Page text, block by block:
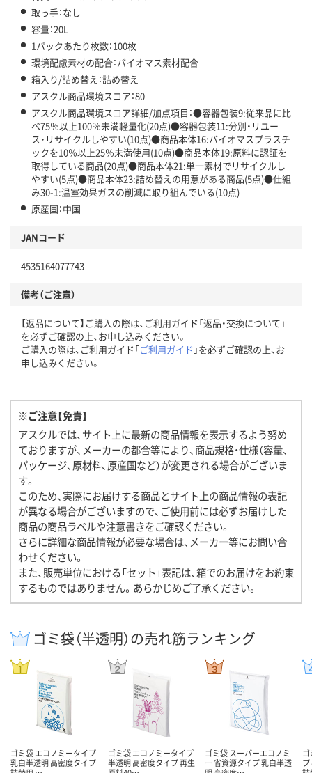
取っ手：なし
容量：20L
1パックあたり枚数：100枚
環境配慮素材の配合：バイオマス素材配合
箱入り/詰め替え：詰め替え
アスクル商品環境スコア：80
アスクル商品環境スコア詳細/加点項目：●容器包装9:従来品に比
べ75％以上100％未満軽量化(20点)●容器包装11:分別・リユー
ス・リサイクルしやすい(10点)●商品本体16:バイオマスプラスチ
ックを10％以上25％未満使用(10点)●商品本体19:原料に認証を
取得している商品(20点)●商品本体21:単一素材でリサイクルし
やすい(5点)●商品本体23:詰め替えの用意がある商品(5点)●仕組
み30-1:温室効果ガスの削減に取り組んでいる(10点)
原産国：中国
JANコード
4535164077743
備考（ご注意）
【返品について】ご購入の際は、ご利用ガイド「返品・交換について」
を必ずご確認の上、お申し込みください。
ご購入の際は、ご利用ガイド「ご利用ガイド 」を必ずご確認の上、お
申し込みください。
※ご注意【免責】
アスクルでは、サイト上に最新の商品情報を表示するよう努め
ておりますが、メーカーの都合等により、商品規格・仕様（容量、
パッケージ、原材料、原産国など）が変更される場合がございま
す。
このため、実際にお届けする商品とサイト上の商品情報の表記
が異なる場合がございますので、ご使用前には必ずお届けした
商品の商品ラベルや注意書きをご確認ください。
さらに詳細な商品情報が必要な場合は、メーカー等にお問い合
わせください。
また、販売単位における「セット」表記は、箱でのお届けをお約束
するものではありません。あらかじめご了承ください。
ゴミ袋（半透明）の売れ筋ランキング
ゴミ袋 エコノミータイプ
乳白半透明 高密度タイプ
ゴミ袋 エコノミータイプ
半透明 高密度タイプ 再生
ゴミ袋 スーパーエコノミ
ー 省資源タイプ 乳白半透